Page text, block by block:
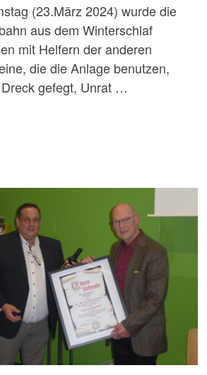
(23.März 2024) wurde die
aus dem Winterschlaf
mit Helfern der anderen
die die Anlage benutzen,
gefegt, Unrat …